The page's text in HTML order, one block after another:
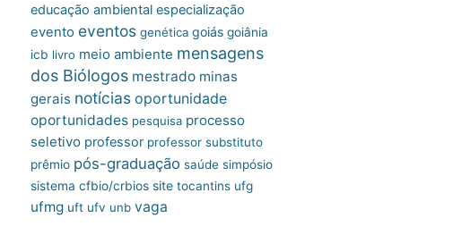
educação ambiental especialização
evento eventos genética goiás goiânia
icb livro meio ambiente mensagens
dos Biólogos mestrado minas
gerais notícias oportunidade
oportunidades pesquisa processo
seletivo professor professor substituto
prêmio pós-graduação saúde simpósio
sistema cfbio/crbios site tocantins ufg
ufmg uft ufv unb vaga